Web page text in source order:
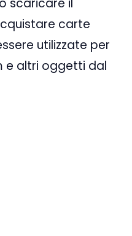
carte
utilizzate per
e altri oggetti dal